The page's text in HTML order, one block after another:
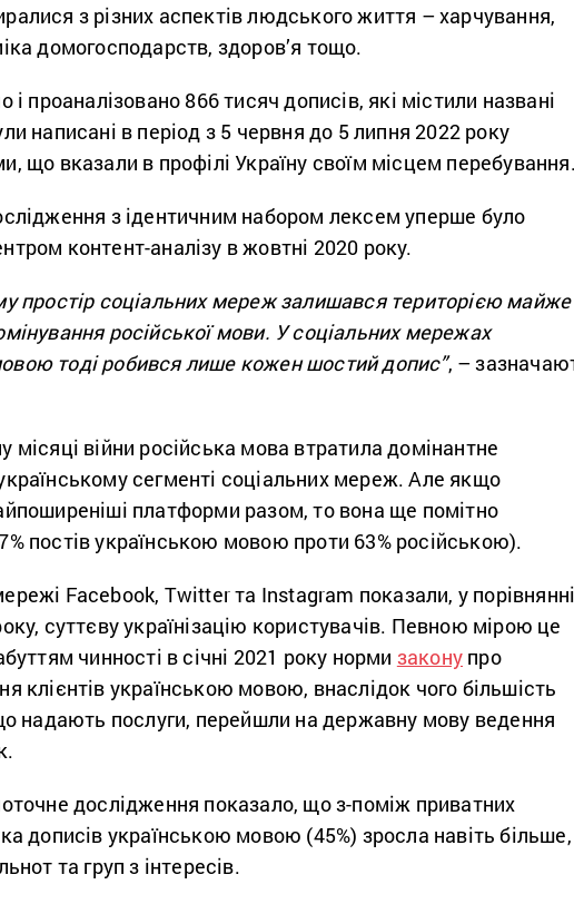
з різних аспектів людського життя – харчування,
домогосподарств, здоров’я тощо.
і проаналізовано 866 тисяч дописів, які містили названі
написані в період з 5 червня до 5 липня 2022 року
що вказали в профілі Україну своїм місцем
з ідентичним набором лексем уперше було
контент-аналізу в жовтні 2020 року.
простір соціальних мереж залишався територією майже
російської мови. У соціальних мережах
тоді робився лише кожен шостий допис”, –
місяці війни російська мова втратила домінантне
сегменті соціальних мереж. Але якщо
платформи разом, то вона ще помітно
постів українською мовою проти 63% російською).
Facebook, Twitter та Instagram показали, у
суттєву українізацію користувачів. Певною мірою це
чинності в січні 2021 року норми закону про
клієнтів українською мовою, внаслідок чого більшість
надають послуги, перейшли на державну мову ведення
дослідження показало, що з-поміж приватних
дописів українською мовою (45%) зросла навіть більше,
та груп з інтересів.